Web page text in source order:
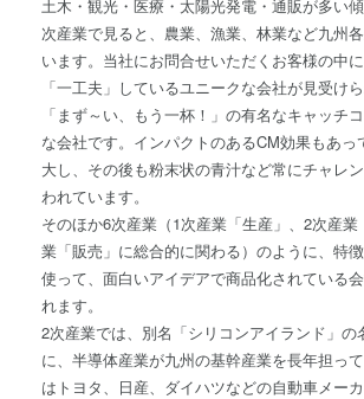
土木・観光・医療・太陽光発電・通販が多い
次産業で見ると、農業、漁業、林業など九州
います。当社にお問合せいただくお客様の中
「一工夫」しているユニークな会社が見受け
「まず～い、もう一杯！」の有名なキャッチ
な会社です。インパクトのあるCM効果もあっ
大し、その後も粉末状の青汁など常にチャレ
われています。
そのほか6次産業（1次産業「生産」、2次産業
業「販売」に総合的に関わる）のように、特
使って、面白いアイデアで商品化されている
れます。
2次産業では、別名「シリコンアイランド」の
に、半導体産業が九州の基幹産業を長年担っ
はトヨタ、日産、ダイハツなどの自動車メー